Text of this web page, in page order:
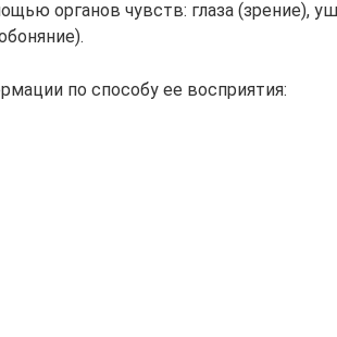
органов чувств: глаза (зрение),
по способу ее восприятия: